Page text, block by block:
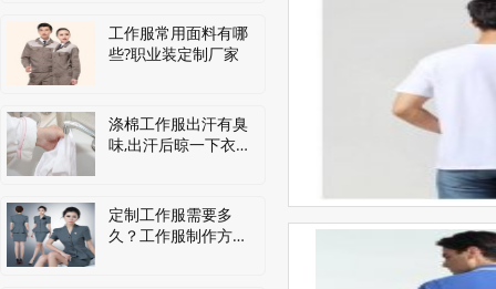
工作服常用面料有哪
些?职业装定制厂家
涤棉工作服出汗有臭
味,出汗后晾一下衣
定制工作服需要多
久？工作服制作方法